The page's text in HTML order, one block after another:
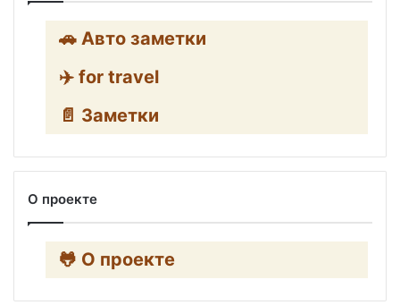
🚗 Авто заметки
✈️ for travel
📄 Заметки
О проекте
🐸 О проекте